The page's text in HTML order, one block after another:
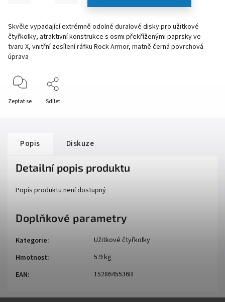
Skvěle vypadající extrémně odolné duralové disky pro užitkové
čtyřkolky, atraktivní konstrukce s osmi překříženými paprsky ve
tvaru X, vnitřní zesílení ráfku Rock Armor, matně černá povrchová
úprava
Zeptat se Sdílet
Popis Diskuze
Detailní popis produktu
Popis produktu není dostupný
Doplňkové parametry
Kategorie:
Užitkové čtyřkolky
Hmotnost:
5.9 kg
EAN: 1528645536B